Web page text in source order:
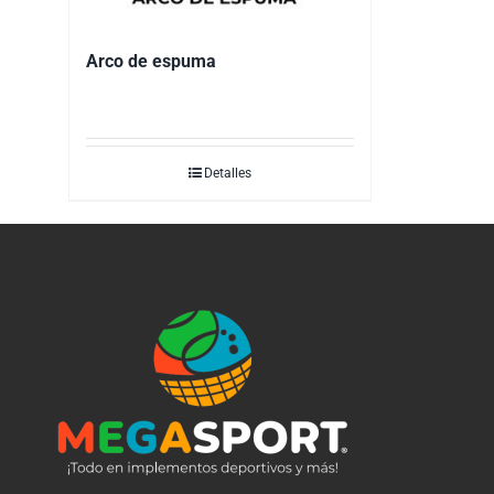
Arco de espuma
Detalles